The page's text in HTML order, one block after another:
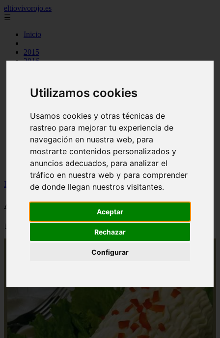
Utilizamos cookies
Usamos cookies y otras técnicas de
rastreo para mejorar tu experiencia de
navegación en nuestra web, para
mostrarte contenidos personalizados y
anuncios adecuados, para analizar el
tráfico en nuestra web y para comprender
de donde llegan nuestros visitantes.
Aceptar
Rechazar
Configurar
eltiovivorojo.es
☰
Inicio
2015
2016
comidas
espana
mariscos
postres
producto
reposteria
venezuela
verduras
Inicio
recetas >Arrollado primavera
Arrollado primavera
📅 15/05/2025